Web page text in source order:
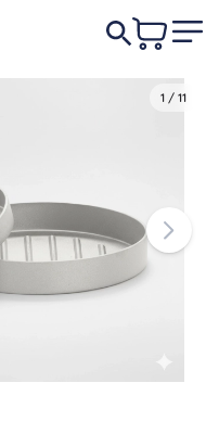
1 / 11
Do košíku